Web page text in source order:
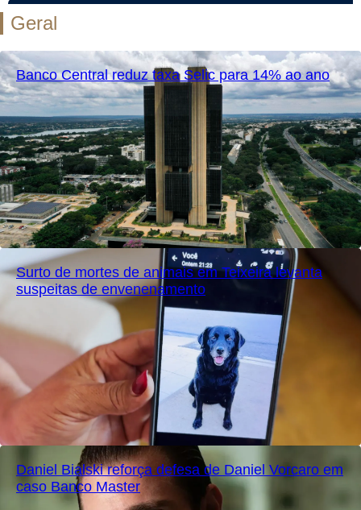
Geral
Banco Central reduz taxa Selic para 14% ao ano
Surto de mortes de animais em Teixeira levanta
suspeitas de envenenamento
Daniel Bialski reforça defesa de Daniel Vorcaro em
caso Banco Master